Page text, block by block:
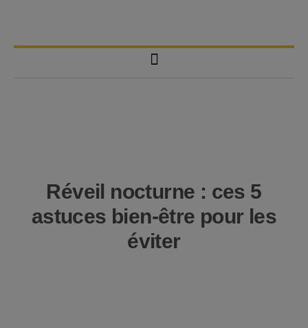
Réveil nocturne : ces 5
astuces bien-être pour les
éviter